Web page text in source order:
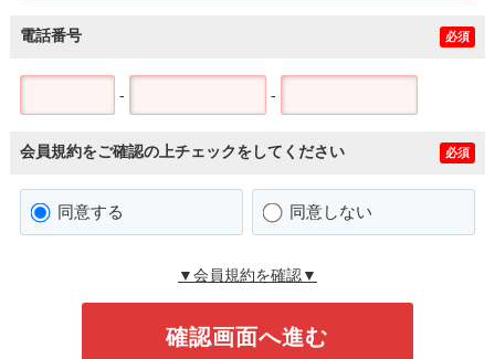
電話番号 必須
- -
会員規約をご確認の上チェックをしてください 必須
同意する 同意しない
▼会員規約を確認▼